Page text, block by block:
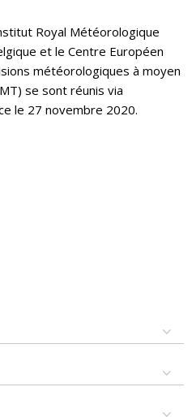
Royal Météorologique
et le Centre Européen
météorologiques à moyen
se sont réunis via
le 27 novembre 2020.